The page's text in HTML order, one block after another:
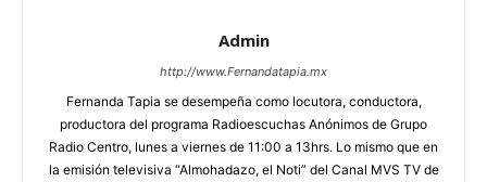
Admin
http://www.Fernandatapia.mx
Fernanda Tapia se desempeña como locutora, conductora,
productora del programa Radioescuchas Anónimos de Grupo
Radio Centro, lunes a viernes de 11:00 a 13hrs. Lo mismo que en
la emisión televisiva “Almohadazo, el Noti” del Canal MVS TV de